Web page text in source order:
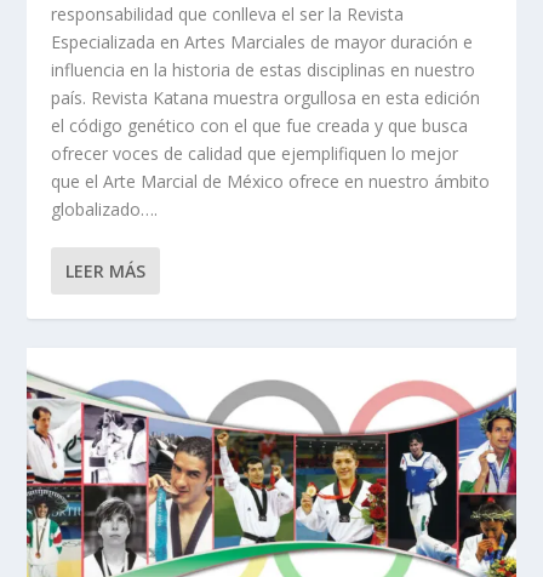
responsabilidad que conlleva el ser la Revista
Especializada en Artes Marciales de mayor duración e
influencia en la historia de estas disciplinas en nuestro
país. Revista Katana muestra orgullosa en esta edición
el código genético con el que fue creada y que busca
ofrecer voces de calidad que ejemplifiquen lo mejor
que el Arte Marcial de México ofrece en nuestro ámbito
globalizado….
LEER MÁS